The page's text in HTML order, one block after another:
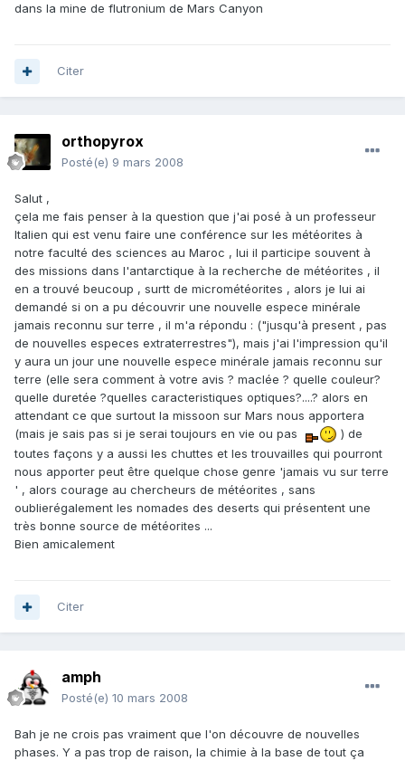
dans la mine de flutronium de Mars Canyon
Citer
orthopyrox
Posté(e) 9 mars 2008
Salut ,
çela me fais penser à la question que j'ai posé à un professeur
Italien qui est venu faire une conférence sur les météorites à
notre faculté des sciences au Maroc , lui il participe souvent à
des missions dans l'antarctique à la recherche de météorites , il
en a trouvé beucoup , surtt de micrométéorites , alors je lui ai
demandé si on a pu découvrir une nouvelle espece minérale
jamais reconnu sur terre , il m'a répondu : ("jusqu'à present , pas
de nouvelles especes extraterrestres"), mais j'ai l'impression qu'il
y aura un jour une nouvelle espece minérale jamais reconnu sur
terre (elle sera comment à votre avis ? maclée ? quelle couleur?
quelle duretée ?quelles caracteristiques optiques?....? alors en
attendant ce que surtout la missoon sur Mars nous apportera
(mais je sais pas si je serai toujours en vie ou pas
) de
toutes façons y a aussi les chuttes et les trouvailles qui pourront
nous apporter peut être quelque chose genre 'jamais vu sur terre
' , alors courage au chercheurs de météorites , sans
oublierégalement les nomades des deserts qui présentent une
très bonne source de météorites ...
Bien amicalement
Citer
amph
Posté(e) 10 mars 2008
Bah je ne crois pas vraiment que l'on découvre de nouvelles
phases. Y a pas trop de raison, la chimie à la base de tout ça